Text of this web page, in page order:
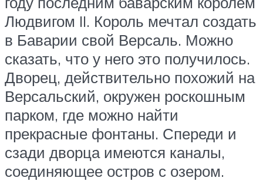
Людвигом II. Король мечтал создать
в Баварии свой Версаль. Можно
сказать, что у него это получилось.
Дворец, действительно похожий на
Версальский, окружен роскошным
парком, где можно найти
прекрасные фонтаны. Спереди и
сзади дворца имеются каналы,
соединяющее остров с озером.